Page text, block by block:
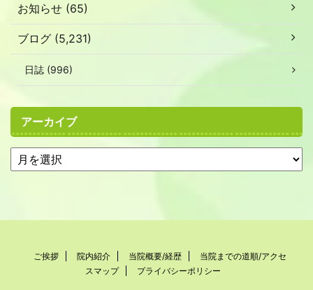
お知らせ (65)
ブログ (5,231)
日誌 (996)
アーカイブ
ご挨拶 院内紹介 当院概要/経歴
当院までの道順/アクセ
スマップ
プライバシーポリシー